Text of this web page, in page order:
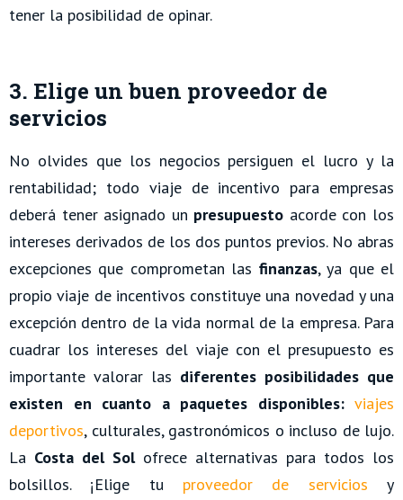
tener la posibilidad de opinar.
3. Elige un buen proveedor de
servicios
No olvides que los negocios persiguen el lucro y la
rentabilidad; todo viaje de incentivo para empresas
deberá tener asignado un presupuesto acorde con los
intereses derivados de los dos puntos previos. No abras
excepciones que comprometan las finanzas, ya que el
propio viaje de incentivos constituye una novedad y una
excepción dentro de la vida normal de la empresa. Para
cuadrar los intereses del viaje con el presupuesto es
importante valorar las diferentes posibilidades que
existen en cuanto a paquetes disponibles:viajes
deportivos, culturales, gastronómicos o incluso de lujo.
La Costa del Solofrece alternativas para todos los
bolsillos. ¡Elige tu proveedor de servicios y